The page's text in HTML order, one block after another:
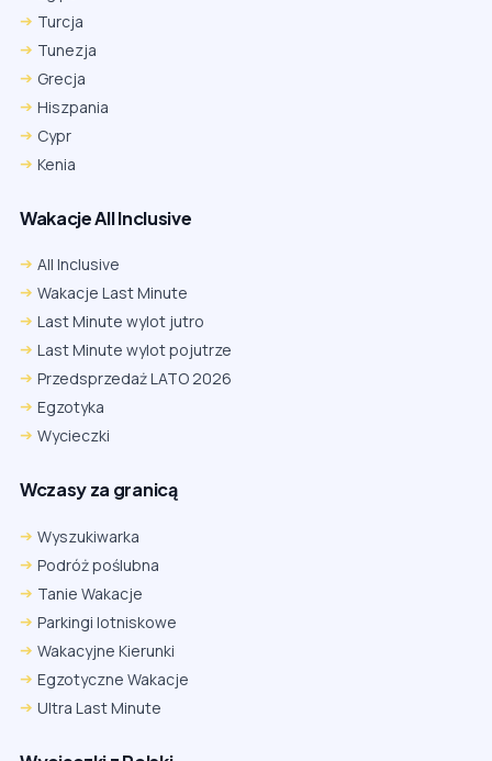
Turcja
Tunezja
Grecja
Hiszpania
Cypr
Kenia
Wakacje All Inclusive
All Inclusive
Wakacje Last Minute
Last Minute wylot jutro
Last Minute wylot pojutrze
Przedsprzedaż LATO 2026
Egzotyka
Wycieczki
Wczasy za granicą
Wyszukiwarka
Podróż poślubna
Tanie Wakacje
Parkingi lotniskowe
Wakacyjne Kierunki
Egzotyczne Wakacje
Ultra Last Minute